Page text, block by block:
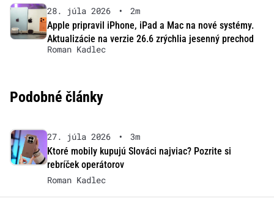
28. júla 2026 •
2m
Apple pripravil iPhone, iPad a Mac na nové systémy.
Aktualizácie na verzie 26.6 zrýchlia jesenný prechod
Roman Kadlec
Podobné články
27. júla 2026 •
3m
Ktoré mobily kupujú Slováci najviac? Pozrite si
rebríček operátorov
Roman Kadlec